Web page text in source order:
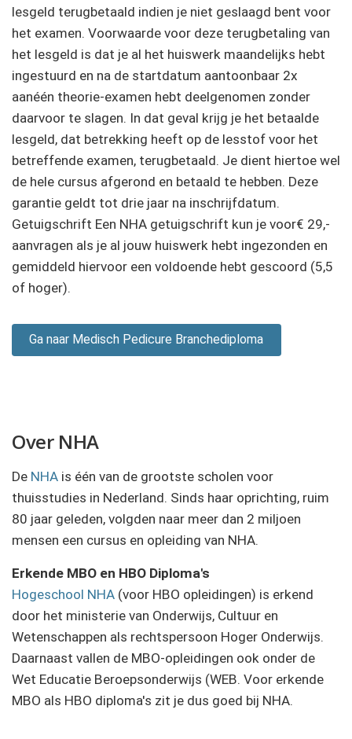
lesgeld terugbetaald indien je niet geslaagd bent voor
het examen. Voorwaarde voor deze terugbetaling van
het lesgeld is dat je al het huiswerk maandelijks hebt
ingestuurd en na de startdatum aantoonbaar 2x
aanéén theorie-examen hebt deelgenomen zonder
daarvoor te slagen. In dat geval krijg je het betaalde
lesgeld, dat betrekking heeft op de lesstof voor het
betreffende examen, terugbetaald. Je dient hiertoe wel
de hele cursus afgerond en betaald te hebben. Deze
garantie geldt tot drie jaar na inschrijfdatum.
Getuigschrift Een NHA getuigschrift kun je voor€ 29,-
aanvragen als je al jouw huiswerk hebt ingezonden en
gemiddeld hiervoor een voldoende hebt gescoord (5,5
of hoger).
Ga naar Medisch Pedicure Branchediploma
Over NHA
De NHA is één van de grootste scholen voor
thuisstudies in Nederland. Sinds haar oprichting, ruim
80 jaar geleden, volgden naar meer dan 2 miljoen
mensen een cursus en opleiding van NHA.
Erkende MBO en HBO Diploma's
Hogeschool NHA (voor HBO opleidingen) is erkend
door het ministerie van Onderwijs, Cultuur en
Wetenschappen als rechtspersoon Hoger Onderwijs.
Daarnaast vallen de MBO-opleidingen ook onder de
Wet Educatie Beroepsonderwijs (WEB. Voor erkende
MBO als HBO diploma's zit je dus goed bij NHA.